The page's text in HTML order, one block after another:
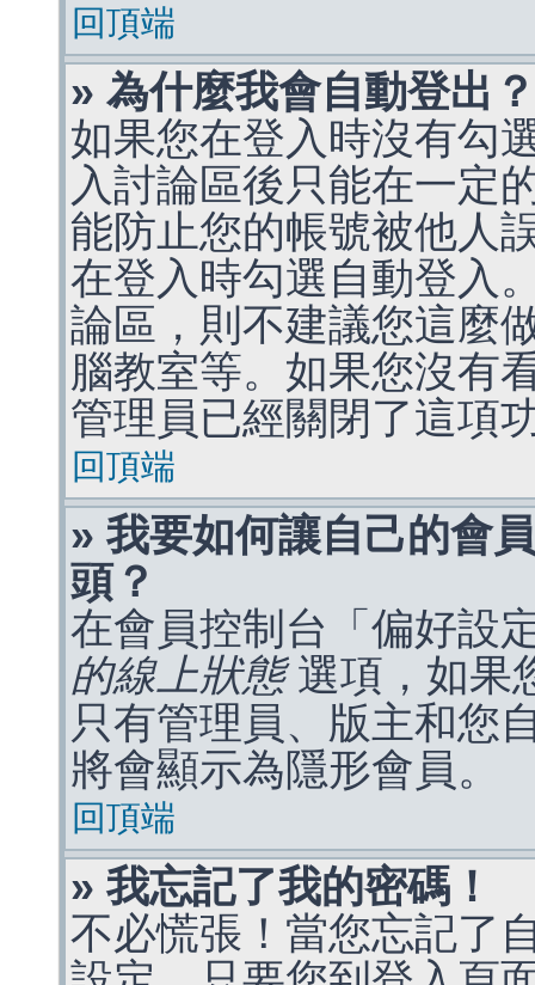
回頂端
» 為什麼我會自動登出？
如果您在登入時沒有勾
入討論區後只能在一定
能防止您的帳號被他人
在登入時勾選自動登入
論區，則不建議您這麼
腦教室等。如果您沒有
管理員已經關閉了這項
回頂端
» 我要如何讓自己的會
頭？
在會員控制台「偏好設
的線上狀態選項，如果
只有管理員、版主和您
將會顯示為隱形會員。
回頂端
» 我忘記了我的密碼！
不必慌張！當您忘記了